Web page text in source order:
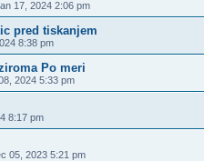
17, 2024 2:06 pm
pred tiskanjem
8:38 pm
Po meri
2024 5:33 pm
8:17 pm
05, 2023 5:21 pm